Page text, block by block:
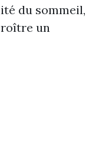
du sommeil,
un